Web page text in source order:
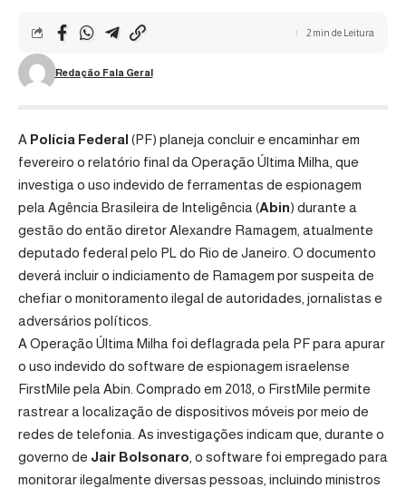
Redação Fala Geral
2 min de Leitura
A Polícia Federal (PF) planeja concluir e encaminhar em
fevereiro o relatório final da Operação Última Milha, que
investiga o uso indevido de ferramentas de espionagem
pela Agência Brasileira de Inteligência (Abin) durante a
gestão do então diretor Alexandre Ramagem, atualmente
deputado federal pelo PL do Rio de Janeiro. O documento
deverá incluir o indiciamento de Ramagem por suspeita de
chefiar o monitoramento ilegal de autoridades, jornalistas e
adversários políticos.
A Operação Última Milha foi deflagrada pela PF para apurar
o uso indevido do software de espionagem israelense
FirstMile pela Abin. Comprado em 2018, o FirstMile permite
rastrear a localização de dispositivos móveis por meio de
redes de telefonia. As investigações indicam que, durante o
governo de Jair Bolsonaro , o software foi empregado para
monitorar ilegalmente diversas pessoas, incluindo ministros